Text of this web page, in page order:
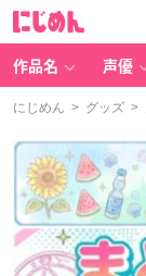
作品名 声優
にじめん > グッズ >